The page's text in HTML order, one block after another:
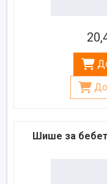
Шише за